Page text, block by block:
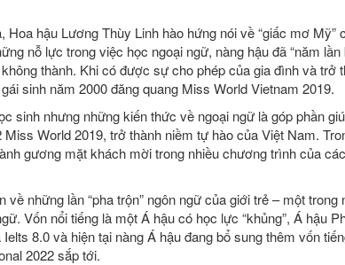
Hoa hậu Lương Thùy Linh hào hứng nói về “giấc mơ Mỹ”
nỗ lực trong việc học ngoại ngữ, nàng hậu đã “năm
thành. Khi có được sự cho phép của gia đình và trở
sinh năm 2000 đăng quang Miss World Vietnam 2019.
sinh nhưng những kiến thức về ngoại ngữ là góp phần
Miss World 2019, trở thành niềm tự hào của Việt Nam.
gương mặt khách mời trong nhiều chương trình của
về những lần “pha trộn” ngôn ngữ của giới trẻ – một trong
Vốn nổi tiếng là một Á hậu có học lực “khủng”, Á hậu
8.0 và hiện tại nàng Á hậu đang bổ sung thêm vốn
2022 sắp tới.